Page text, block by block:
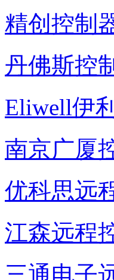
精创控制
丹佛斯控
Eliwell伊
南京广厦
优科思远
江森远程
三通电子